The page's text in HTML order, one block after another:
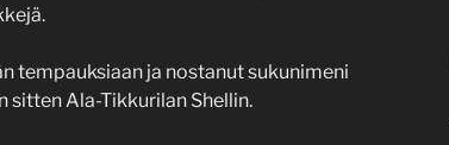
tempauksiaan ja nostanut sukunimeni
sitten Ala-Tikkurilan Shellin.